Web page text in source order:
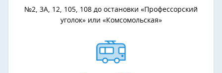
№2, 3А, 12, 105, 108 до остановки «Профессорский
уголок» или «Комсомольская»